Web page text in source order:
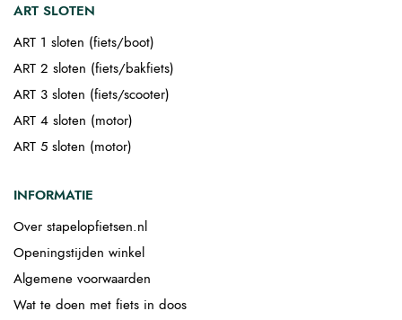
ART SLOTEN
ART 1 sloten (fiets/boot)
ART 2 sloten (fiets/bakfiets)
ART 3 sloten (fiets/scooter)
ART 4 sloten (motor)
ART 5 sloten (motor)
INFORMATIE
Over stapelopfietsen.nl
Openingstijden winkel
Algemene voorwaarden
Wat te doen met fiets in doos